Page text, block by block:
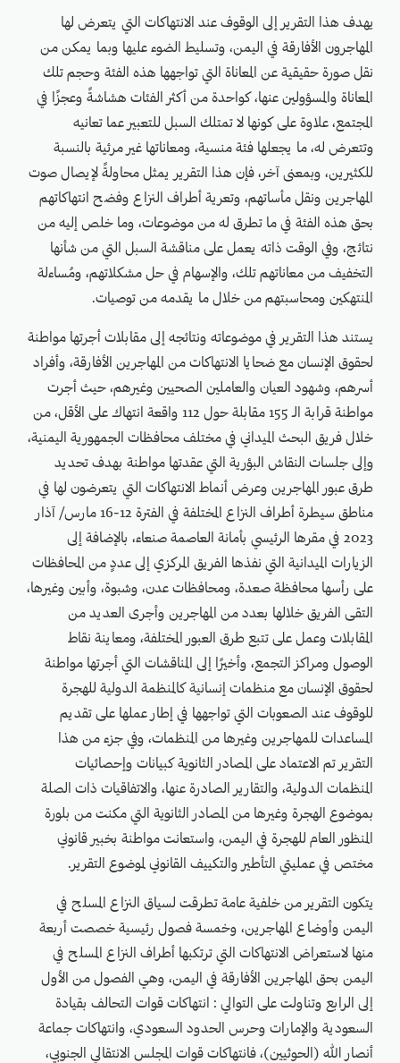
يهدف هذا التقرير إلى الوقوف عند الانتهاكات التي يتعرض لها
المهاجرون الأفارقة في اليمن، وتسليط الضوء عليها وبما يمكن من
نقل صورة حقيقية عن المعاناة التي تواجهها هذه الفئة وحجم تلك
المعاناة والمسؤولين عنها، كواحدة من أكثر الفئات هشاشةً وعجزًا في
المجتمع، علاوة على كونها لا تمتلك السبل للتعبير عما تعانيه
وتتعرض له، ما يجعلها فئة منسية، ومعاناتها غير مرئية بالنسبة
للكثيرين، وبمعنى آخر، فإن هذا التقرير يمثل محاولةً لإيصال صوت
المهاجرين ونقل مأساتهم، وتعرية أطراف النزاع وفضح انتهاكاتهم
بحق هذه الفئة في ما تطرق له من موضوعات، وما خلص إليه من
نتائج، وفي الوقت ذاته يعمل على مناقشة السبل التي من شأنها
التخفيف من معاناتهم تلك، والإسهام في حل مشكلاتهم، ومُساءلة
المنتهكين ومحاسبتهم من خلال ما يقدمه من توصيات.
يستند هذا التقرير في موضوعاته ونتائجه إلى مقابلات أجرتها مواطنة
لحقوق الإنسان مع ضحايا الانتهاكات من المهاجرين الأفارقة، وأفراد
أسرهم، وشهود العيان والعاملين الصحيين وغيرهم، حيث أجرت
مواطنة قرابة الـ 155 مقابلة حول 112 واقعة انتهاك على الأقل، من
خلال فريق البحث الميداني في مختلف محافظات الجمهورية اليمنية،
وإلى جلسات النقاش البؤرية التي عقدتها مواطنة بهدف تحديد
طرق عبور المهاجرين وعرض أنماط الانتهاكات التي يتعرضون لها في
مناطق سيطرة أطراف النزاع المختلفة في الفترة 12-16 مارس/ آذار
2023 في مقرها الرئيسي بأمانة العاصمة صنعاء، بالإضافة إلى
الزيارات الميدانية التي نفذها الفريق المركزي إلى عددٍ من المحافظات
على رأسها محافظة صعدة، ومحافظات عدن، وشبوة، وأبين وغيرها،
التقى الفريق خلالها بعدد من المهاجرين وأجرى العديد من
المقابلات وعمل على تتبع طرق العبور المختلفة، ومعاينة نقاط
الوصول ومراكز التجمع، وأخيرًا إلى المناقشات التي أجرتها مواطنة
لحقوق الإنسان مع منظمات إنسانية كالمنظمة الدولية للهجرة
للوقوف عند الصعوبات التي تواجهها في إطار عملها على تقديم
المساعدات للمهاجرين وغيرها من المنظمات، وفي جزء من هذا
التقرير تم الاعتماد على المصادر الثانوية كبيانات وإحصائيات
المنظمات الدولية، والتقارير الصادرة عنها، والاتفاقيات ذات الصلة
بموضوع الهجرة وغيرها من المصادر الثانوية التي مكنت من بلورة
المنظور العام للهجرة في اليمن، واستعانت مواطنة بخبير قانوني
مختص في عمليتي التأطير والتكييف القانوني لموضوع التقرير.
يتكون التقرير من خلفية عامة تطرقت لسياق النزاع المسلح في
اليمن وأوضاع المهاجرين، وخمسة فصول رئيسية خصصت أربعة
منها لاستعراض الانتهاكات التي ترتكبها أطراف النزاع المسلح في
اليمن بحق المهاجرين الأفارقة في اليمن، وهي الفصول من الأول
إلى الرابع وتناولت على التوالي : انتهاكات قوات التحالف بقيادة
السعودية والإمارات وحرس الحدود السعودي، وانتهاكات جماعة
أنصار الله (الحوثيين)، فانتهاكات قوات المجلس الانتقالي الجنوبي،